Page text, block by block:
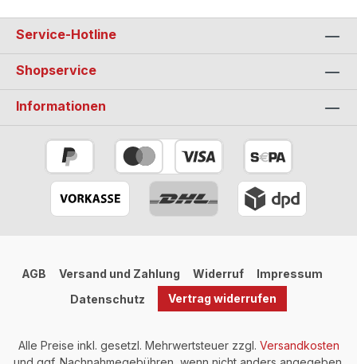
Service-Hotline
Shopservice
Informationen
AGB Versand und Zahlung Widerruf
Impressum
Datenschutz
Vertrag widerrufen
Alle Preise inkl. gesetzl. Mehrwertsteuer zzgl. Versandkosten